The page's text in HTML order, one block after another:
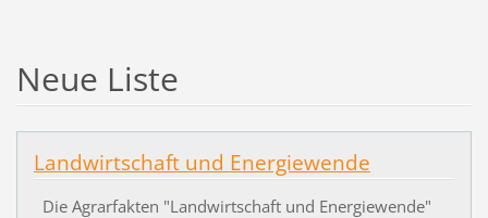
Neue Liste
Landwirtschaft und Energiewende
Die Agrarfakten "Landwirtschaft und Energiewende"